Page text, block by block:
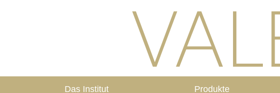
Das Institut Produkte